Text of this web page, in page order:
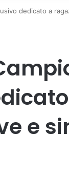
dedicato a
e